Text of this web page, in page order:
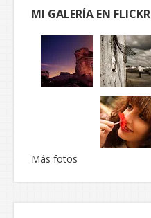
MI GALERÍA EN FLICKR
Más fotos